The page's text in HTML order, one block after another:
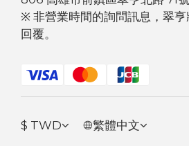
※ 非營業時間的詢問訊息，翠
回覆。
$ TWD 繁體中文